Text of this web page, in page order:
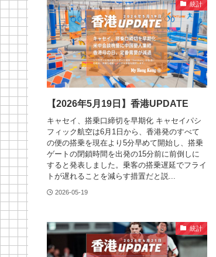
統計
【2026年5月19日】香港UPDATE
キャセイ、搭乗口締切を早期化 キャセイパシ
フィック航空は6月1日から、香港発のすべて
の便の搭乗を現在より5分早めて開始し、搭乗
ゲートの閉鎖時間を出発の15分前に前倒しに
すると発表しました。乗客の搭乗遅延でフライ
トが遅れることを減らす措置だと説...
2026-05-19
統計